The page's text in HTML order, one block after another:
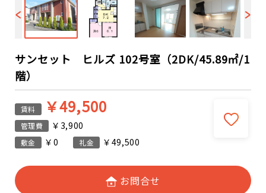
サンセット ヒルズ 102号室（2DK/45.89㎡/1
階）
賃料 ￥49,500
管理費 ￥3,900
敷金 ￥0 礼金 ￥49,500
お問合せ